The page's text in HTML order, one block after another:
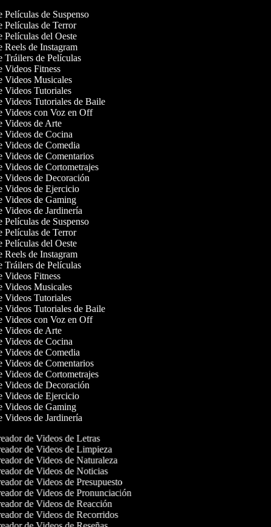
Películas de Suspenso
Películas de Terror
Películas del Oeste
Reels de Instagram
Tráilers de Películas
Videos Fitness
Videos Musicales
Videos Tutoriales
Videos Tutoriales de Baile
Videos con Voz en Off
Videos de Arte
Videos de Cocina
Videos de Comedia
Videos de Comentarios
Videos de Cortometrajes
Videos de Decoración
Videos de Ejercicio
Videos de Gaming
Videos de Jardinería
Películas de Suspenso
Películas de Terror
Películas del Oeste
Reels de Instagram
Tráilers de Películas
Videos Fitness
Videos Musicales
Videos Tutoriales
Videos Tutoriales de Baile
Videos con Voz en Off
Videos de Arte
Videos de Cocina
Videos de Comedia
Videos de Comentarios
Videos de Cortometrajes
Videos de Decoración
Videos de Ejercicio
Videos de Gaming
Videos de Jardinería
de Videos de Letras
de Videos de Limpieza
de Videos de Naturaleza
de Videos de Noticias
de Videos de Presupuesto
de Videos de Pronunciación
de Videos de Reacción
de Videos de Recorridos